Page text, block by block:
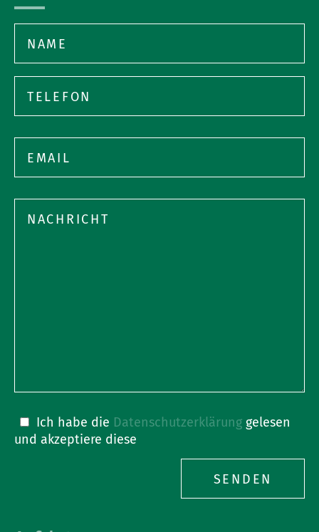
Bitte
lasse
Bitte
lasse
Bitte
lasse
dieses
Ich habe die Datenschutzerklärung gelesen
und akzeptiere diese